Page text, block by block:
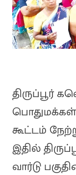
திருப்பூர்
பொதுமக்கள்
கூட்டம்
இதில்
வார்டு